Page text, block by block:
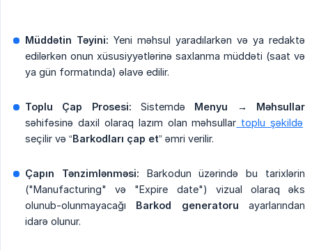
Müddətin Təyini: Yeni məhsul yaradılarkən və ya redaktə
edilərkən onun xüsusiyyətlərinə saxlanma müddəti (saat və
ya gün formatında) əlavə edilir.
Toplu Çap Prosesi: Sistemdə Menyu → Məhsullar
səhifəsinə daxil olaraq lazım olan məhsullar toplu şəkildə
seçilir və “Barkodları çap et” əmri verilir.
Çapın Tənzimlənməsi: Barkodun üzərində bu tarixlərin
("Manufacturing" və "Expire date") vizual olaraq əks
olunub-olunmayacağı Barkod generatoru ayarlarından
idarə olunur.